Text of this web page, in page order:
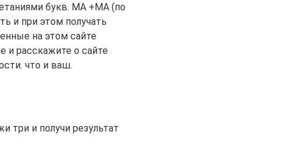
букв. МА +МА (по
и при этом получать
на этом сайте
и расскажите о сайте
что и ваш.
три и получи результат